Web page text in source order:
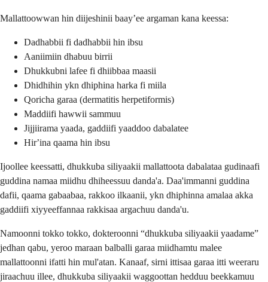
Mallattoowwan hin diijeshinii baayʼee argaman kana keessa:
Dadhabbii fi dadhabbii hin ibsu
Aaniimiin dhabuu birrii
Dhukkubni lafee fi dhiibbaa maasii
Dhidhihin ykn dhiphina harka fi miila
Qoricha garaa (dermatitis herpetiformis)
Maddiifi hawwii sammuu
Jijjiirama yaada, gaddiifi yaaddoo dabalatee
Hirʼina qaama hin ibsu
Ijoollee keessatti, dhukkuba siliyaakii mallattoota dabalataa gudinaafi
guddina namaa miidhu dhiheessuu danda'a. Daa'immanni guddina
dafii, qaama gabaabaa, rakkoo ilkaanii, ykn dhiphinna amalaa akka
gaddiifi xiyyeeffannaa rakkisaa argachuu danda'u.
Namoonni tokko tokko, dokteroonni “dhukkuba siliyaakii yaadame”
jedhan qabu, yeroo maraan balballi garaa miidhamtu malee
mallattoonni ifatti hin mul'atan. Kanaaf, sirni ittisaa garaa itti weeraru
jiraachuu illee, dhukkuba siliyaakii waggoottan hedduu beekkamuu